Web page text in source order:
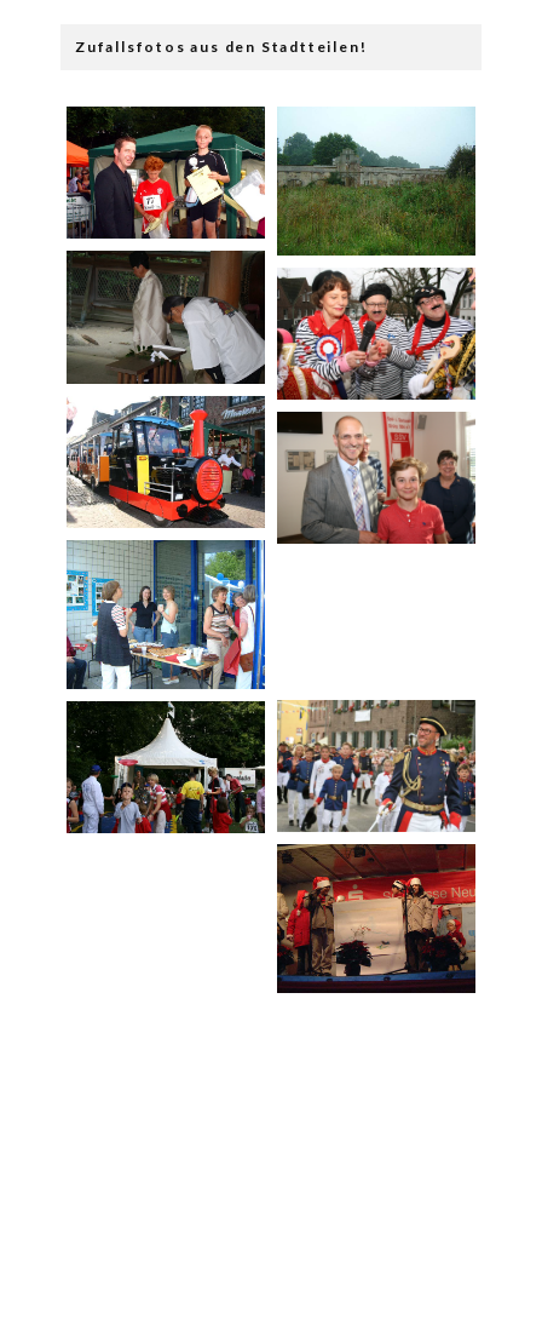
Zufallsfotos aus den Stadtteilen!